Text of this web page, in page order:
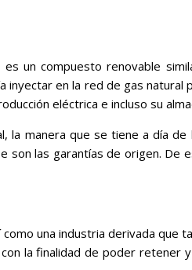
un compuesto renovable
en la red de gas
eléctrica e incluso su
manera que se tiene a día
las garantías de origen.
una industria derivada que
la finalidad de poder